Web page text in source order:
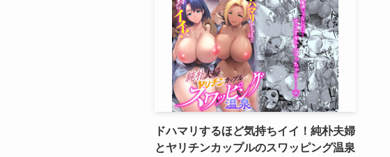
ドハマリするほど気持ちイイ！純朴夫婦
とヤリチンカップルのスワッピング温泉